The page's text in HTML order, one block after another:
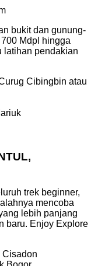
bukit dan gunung-
Mdpl hingga
latihan pendakian
Cibingbin atau
trek beginner,
mencoba
lebih panjang
baru. Enjoy Explore
Cisadon